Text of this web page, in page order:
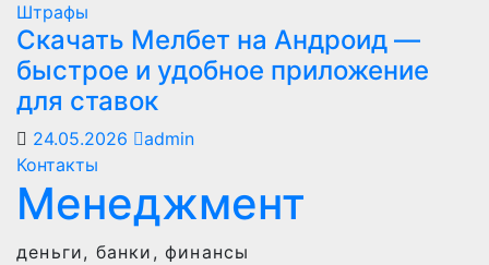
Штрафы
Скачать Мелбет на Андроид —
быстрое и удобное приложение
для ставок
24.05.2026
admin
Контакты
Менеджмент
деньги, банки, финансы